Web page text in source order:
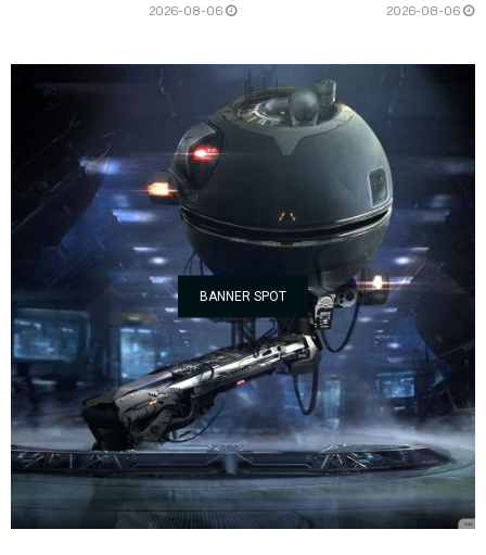
2026-08-06
2026-08-06
BANNER SPOT